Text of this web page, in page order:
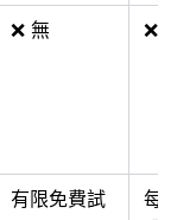
❌ 無 ❌
有限免費試
每